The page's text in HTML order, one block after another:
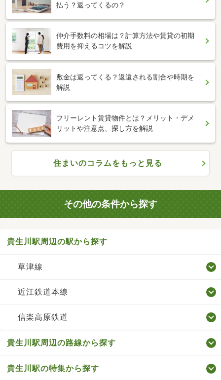
払う？返ってくるの？
仲介手数料の相場は？計算方法や賃貸の初期
費用を抑えるコツを解説
敷金は返ってくる？返還される割合や時期を
解説
フリーレント賃貸物件とは？メリット・デメ
リットや注意点、探し方を解説
住まいのコラムをもっと見る
その他の条件から探す
貴生川駅周辺の駅から探す
草津線
近江鉄道本線
信楽高原鉄道
貴生川駅周辺の路線から探す
貴生川駅の特集から探す